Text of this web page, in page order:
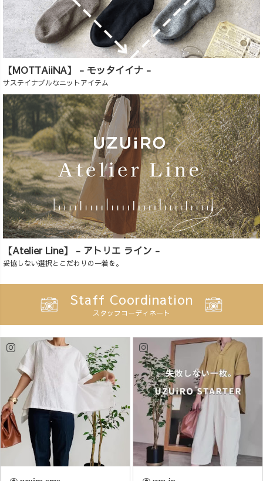
【MOTTAiiNA】 - モッタイイナ -
サステイナブルなニットアイテム
【Atelier Line】 - アトリエ ライン -
妥協しない選択とこだわりの一着を。
Staff Coordination
スタッフコーディネート